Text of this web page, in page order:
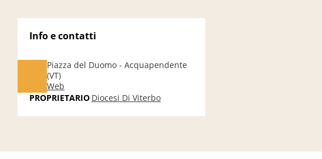
Info e contatti
Piazza del Duomo - Acquapendente
(VT)
Web
PROPRIETARIO Diocesi Di Viterbo